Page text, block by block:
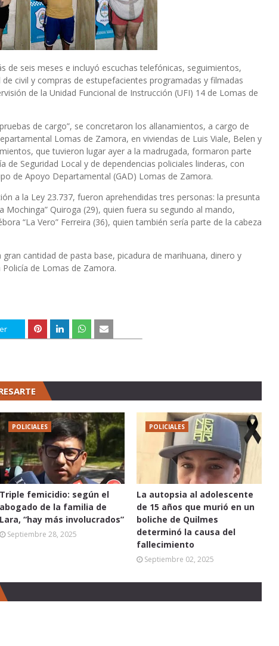
de seis meses e incluyó escuchas telefónicas, seguimientos,
civil y compras de estupefacientes programadas y filmadas
de la Unidad Funcional de Instrucción (UFI) 14 de Lomas de
de cargo”, se concretaron los allanamientos, a cargo de
Lomas de Zamora, en viviendas de Luis Viale, Belen y
que tuvieron lugar ayer a la madrugada, formaron parte
de Seguridad Local y de dependencias policiales linderas, con
de Apoyo Departamental (GAD) Lomas de Zamora.
a la Ley 23.737, fueron aprehendidas tres personas: la presunta
Mochinga” Quiroga (29), quien fuera su segundo al mando,
“La Vero” Ferreira (36), quien también sería parte de la cabeza
cantidad de pasta base, picadura de marihuana, dinero y
de Lomas de Zamora.
POLICIALES
Triple femicidio: según el
abogado de la familia de
Lara, “hay más involucrados”
Septiembre 28, 2025
POLICIALES
La autopsia al adolescente
de 15 años que murió en un
boliche de Quilmes
determinó la causa del
fallecimiento
Septiembre 02, 2025